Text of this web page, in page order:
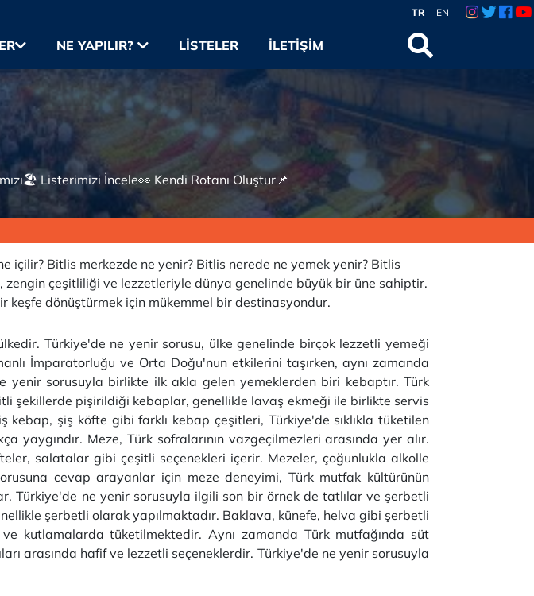
TR EN
NE YAPILIR? LISTELER İLETIŞIM
Listerimizi İncele👀 Kendi Rotanı Oluştur📌
içilir? Bitlis merkezde ne yenir? Bitlis nerede ne yemek yenir? Bitlis
zengin çeşitliliği ve lezzetleriyle dünya genelinde büyük bir üne sahiptir.
keşfe dönüştürmek için mükemmel bir destinasyondur.
Türkiye'de ne yenir sorusu, ülke genelinde birçok lezzetli yemeği
İmparatorluğu ve Orta Doğu'nun etkilerini taşırken, aynı zamanda
yenir sorusuyla birlikte ilk akla gelen yemeklerden biri kebaptır. Türk
şekillerde pişirildiği kebaplar, genellikle lavaş ekmeği ile birlikte servis
şiş köfte gibi farklı kebap çeşitleri, Türkiye'de sıklıkla tüketilen
yaygındır. Meze, Türk sofralarının vazgeçilmezleri arasında yer alır.
salatalar gibi çeşitli seçenekleri içerir. Mezeler, çoğunlukla alkolle
cevap arayanlar için meze deneyimi, Türk mutfak kültürünün
Türkiye'de ne yenir sorusuyla ilgili son bir örnek de tatlılar ve şerbetli
şerbetli olarak yapılmaktadır. Baklava, künefe, helva gibi şerbetli
kutlamalarda tüketilmektedir. Aynı zamanda Türk mutfağında süt
arasında hafif ve lezzetli seçeneklerdir. Türkiye'de ne yenir sorusuyla